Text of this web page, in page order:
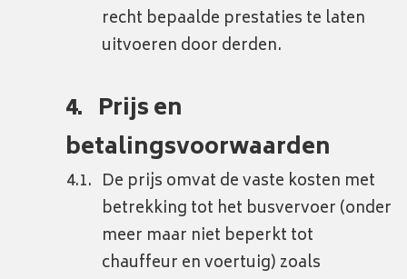
recht bepaalde prestaties te laten
uitvoeren door derden.
Prijs en
betalingsvoorwaarden
De prijs omvat de vaste kosten met
betrekking tot het busvervoer (onder
meer maar niet beperkt tot
chauffeur en voertuig) zoals